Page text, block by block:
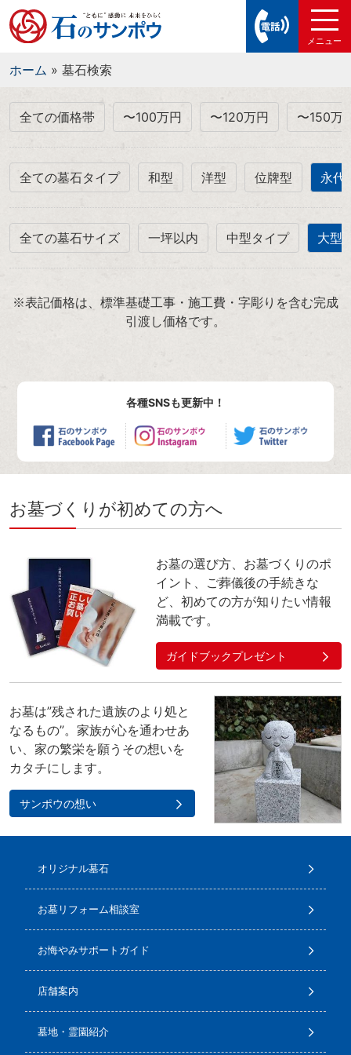
ホーム » 墓石検索
全ての価格帯 〜100万円 〜120万円 〜150万
全ての墓石タイプ 和型 洋型 位牌型 永代
全ての墓石サイズ 一坪以内 中型タイプ 大型
※表記価格は、標準基礎工事・施工費・字彫りを含む完成
引渡し価格です。
各種SNSも更新中！
お墓づくりが初めての方へ
お墓の選び方、お墓づくりのポ
イント、ご葬儀後の手続きな
ど、初めての方が知りたい情報
満載です。
ガイドブックプレゼント
お墓は”残された遺族のより処と
なるもの”。家族が心を通わせあ
い、家の繁栄を願うその想いを
カタチにします。
サンポウの想い
オリジナル墓石
お墓リフォーム相談室
お悔やみサポートガイド
店舗案内
墓地・霊園紹介